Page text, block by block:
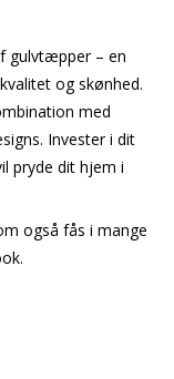
gulvtæpper – en
og skønhed.
med
Invester i dit
pryde dit hjem i
også fås i mange